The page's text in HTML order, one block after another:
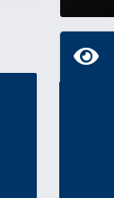
